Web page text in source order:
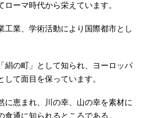
ローマ時代から栄えています。
工業、学術活動により国際都市とし
絹の町」として知られ、ヨーロッパ
して面目を保っています。
に恵まれ、川の幸、山の幸を素材に
食通に知られるところである。